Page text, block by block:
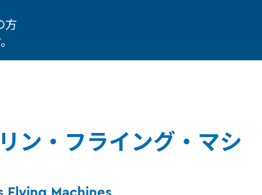
方
ン・フライング・マシ
Flying Machines